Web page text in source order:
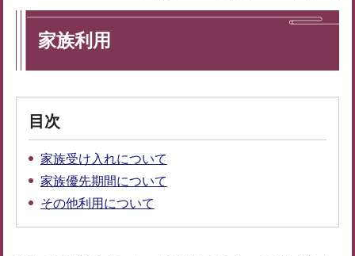
家族利用
目次
家族受け入れについて
家族優先期間について
その他利用について